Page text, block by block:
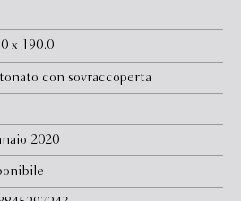
fare soldi, ma per prendersi cura
se stessi”; e quando si
la mano a Dio”.
x 190.0
con sovraccoperta
2020